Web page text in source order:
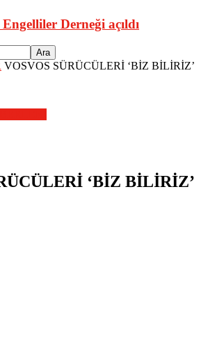
Derneği açıldı
VOSVOS SÜRÜCÜLERİ ‘BİZ BİLİRİZ’
‘BİZ BİLİRİZ’